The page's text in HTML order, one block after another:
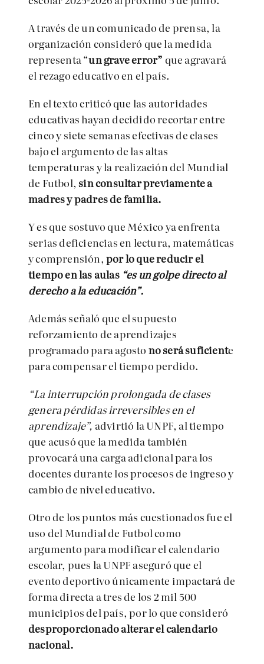
A través de un comunicado de prensa, la
organización consideró que la medida
representa “un grave error” que agravará
el rezago educativo en el país.
En el texto criticó que las autoridades
educativas hayan decidido recortar entre
cinco y siete semanas efectivas de clases
bajo el argumento de las altas
temperaturas y la realización del Mundial
de Futbol,sin consultar previamente a
madres y padres de familia.
Y es que sostuvo que México ya enfrenta
serias deficiencias en lectura, matemáticas
y comprensión, por lo que reducir el
tiempo en las aulas“es un golpe directo al
derecho a la educación”.
Además señaló que el supuesto
reforzamiento de aprendizajes
programado para agosto no será suficiente
para compensar el tiempo perdido.
“La interrupción prolongada de clases
genera pérdidas irreversibles en el
aprendizaje”, advirtió la UNPF, al tiempo
que acusó que la medida también
provocará una carga adicional para los
docentes durante los procesos de ingreso y
cambio de nivel educativo.
Otro de los puntos más cuestionados fue el
uso del Mundial de Futbol como
argumento para modificar el calendario
escolar, pues la UNPF aseguró que el
evento deportivo únicamente impactará de
forma directa a tres de los 2 mil 500
municipios del país, por lo que consideró
desproporcionado alterar el calendario
nacional.